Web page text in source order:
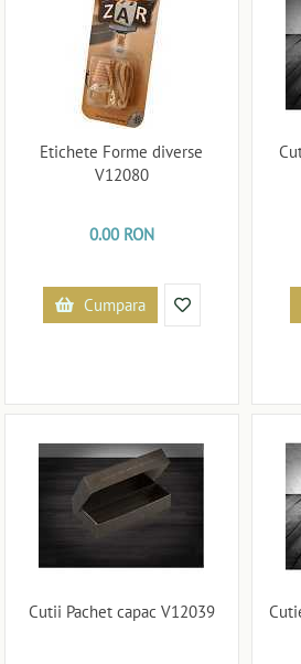
Etichete Forme diverse
V12080
0.00 RON
Cumpara
Cutii Pachet capac V12039